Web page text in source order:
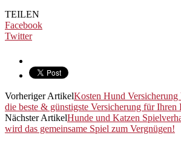
TEILEN
Facebook
Twitter
Vorheriger ArtikelKosten Hund
die beste & günstigste Versicherung für Ihren
Nächster ArtikelHunde und Katzen
wird das gemeinsame Spiel zum Vergnügen!